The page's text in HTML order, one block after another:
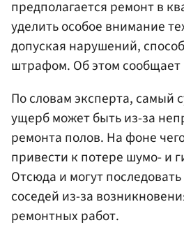
предполагается ремонт в
уделить особое внимание
допуская нарушений,
штрафом. Об этом сообщает
По словам эксперта, самый
ущерб может быть из-за
ремонта полов. На фоне
привести к потере шумо- и
Отсюда и могут
соседей из-за
ремонтных работ.